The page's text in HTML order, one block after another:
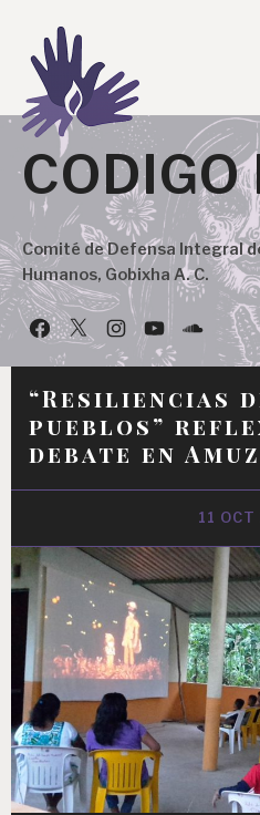
content
CODIGO
Comité de Defensa Integral
Humanos, Gobixha A. C.
FacebookTwitterInstagramYouTubePodcast
“Resiliencias
pueblos”
debate en
11 OCT